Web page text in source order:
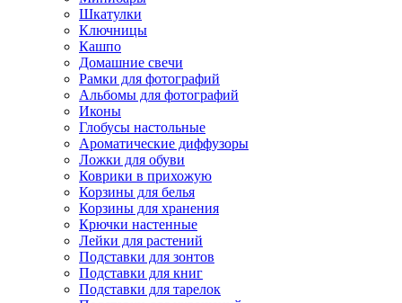
Шкатулки
Ключницы
Кашпо
Домашние свечи
Рамки для фотографий
Альбомы для фотографий
Иконы
Глобусы настольные
Ароматические диффузоры
Ложки для обуви
Коврики в прихожую
Корзины для белья
Корзины для хранения
Крючки настенные
Лейки для растений
Подставки для зонтов
Подставки для книг
Подставки для тарелок